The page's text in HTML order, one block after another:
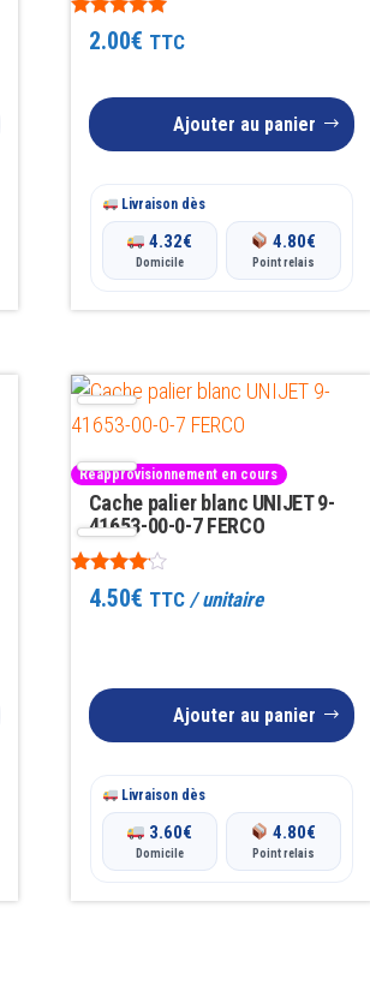
Note
5.002.00€ TTC
Ajouter au panier
Livraison dès
4.32€
Domicile
4.80€
Point relais
Réapprovisionnement en cours
Cache palier blanc UNIJET 9-
41653-00-0-7 FERCO
Note
4.004.50€ TTC/ unitaire
Ajouter au panier
Livraison dès
3.60€
Domicile
4.80€
Point relais